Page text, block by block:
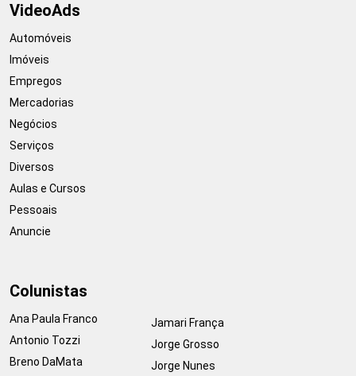
VideoAds
Automóveis
Imóveis
Empregos
Mercadorias
Negócios
Serviços
Diversos
Aulas e Cursos
Pessoais
Anuncie
Colunistas
Ana Paula Franco
Antonio Tozzi
Breno DaMata
Jamari França
Jorge Grosso
Jorge Nunes